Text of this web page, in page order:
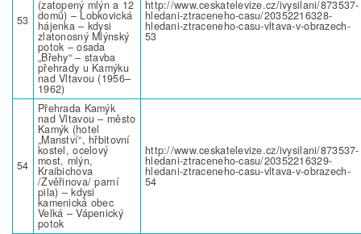
53
(zatopený mlýn a 12
domů) – Lobkovická
hájenka – kdysi
zlatonosný Mlýnský
potok – osada
„Břehy“ – stavba
přehrady u Kamýku
nad Vltavou (1956–
1962)
http://www.ceskatelevize.cz/ivysilani/873537-
hledani-ztraceneho-casu/20352216328-
hledani-ztraceneho-casu-vltava-v-obrazech-
53
54
Přehrada Kamýk
nad Vltavou – město
Kamýk (hotel
„Manství“, hřbitovní
kostel, ocelový
most, mlýn,
Kraibichova
/Zvěřinova/ parní
pila) – kdysi
kamenická obec
Velká – Vápenický
potok
http://www.ceskatelevize.cz/ivysilani/873537-
hledani-ztraceneho-casu/20352216329-
hledani-ztraceneho-casu-vltava-v-obrazech-
54